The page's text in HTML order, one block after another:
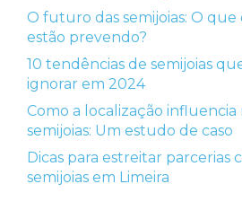
O futuro das semijoias: O que
estão prevendo?
10 tendências de semijoias
ignorar em 2024
Como a localização
semijoias: Um estudo de caso
Dicas para estreitar parcerias
semijoias em Limeira